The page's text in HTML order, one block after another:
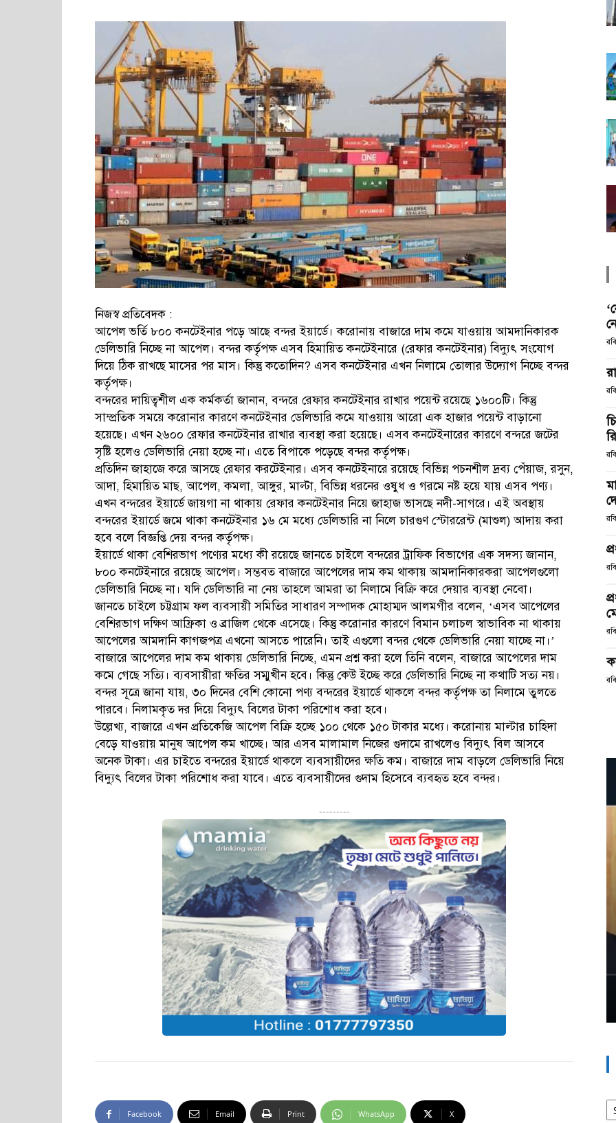
নিজস্ব প্রতিবেদক :
আপেল ভর্তি ৮০০ কনটেইনার পড়ে আছে বন্দর ইয়ার্ডে। করোনায় বাজারে দাম কমে যাওয়ায় আমদানিকারক
ডেলিভারি নিচ্ছে না আপেল। বন্দর কর্তৃপক্ষ এসব হিমায়িত কনটেইনারে (রেফার কনটেইনার) বিদ্যুৎ সংযোগ
দিয়ে ঠিক রাখছে মাসের পর মাস। কিন্তু কতোদিন? এসব কনটেইনার এখন নিলামে তোলার উদ্যোগ নিচ্ছে বন্দর
কর্তৃপক্ষ।
বন্দরের দায়িত্বশীল এক কর্মকর্তা জানান, বন্দরে রেফার কনটেইনার রাখার পয়েন্ট রয়েছে ১৬০০টি। কিন্তু
সাম্প্রতিক সময়ে করোনার কারণে কনটেইনার ডেলিভারি কমে যাওয়ায় আরো এক হাজার পয়েন্ট বাড়ানো
হয়েছে। এখন ২৬০০ রেফার কনটেইনার রাখার ব্যবস্থা করা হয়েছে। এসব কনটেইনারের কারণে বন্দরে জটের
সৃষ্টি হলেও ডেলিভারি নেয়া হচ্ছে না। এতে বিপাকে পড়েছে বন্দর কর্তৃপক্ষ।
প্রতিদিন জাহাজে করে আসছে রেফার করটেইনার। এসব কনটেইনারে রয়েছে বিভিন্ন পচনশীল দ্রব্য পেঁয়াজ, রসুন,
আদা, হিমায়িত মাছ, আপেল, কমলা, আঙ্গুর, মাল্টা, বিভিন্ন ধরনের ওষুধ ও গরমে নষ্ট হয়ে যায় এসব পণ্য।
এখন বন্দরের ইয়ার্ডে জায়গা না থাকায় রেফার কনটেইনার নিয়ে জাহাজ ভাসছে নদী-সাগরে। এই অবস্থায়
বন্দরের ইয়ার্ডে জমে থাকা কনটেইনার ১৬ মে মধ্যে ডেলিভারি না নিলে চারগুণ স্টোররেন্ট (মাশুল) আদায় করা
হবে বলে বিজ্ঞপ্তি দেয় বন্দর কর্তৃপক্ষ।
ইয়ার্ডে থাকা বেশিরভাগ পণ্যের মধ্যে কী রয়েছে জানতে চাইলে বন্দরের ট্রাফিক বিভাগের এক সদস্য জানান,
৮০০ কনটেইনারে রয়েছে আপেল। সম্ভবত বাজারে আপেলের দাম কম থাকায় আমদানিকারকরা আপেলগুলো
ডেলিভারি নিচ্ছে না। যদি ডেলিভারি না নেয় তাহলে আমরা তা নিলামে বিক্রি করে দেয়ার ব্যবস্থা নেবো।
জানতে চাইলে চট্টগ্রাম ফল ব্যবসায়ী সমিতির সাধারণ সম্পাদক মোহাম্মদ আলমগীর বলেন, ‘এসব আপেলের
বেশিরভাগ দক্ষিণ আফ্রিকা ও ব্রাজিল থেকে এসেছে। কিন্তু করোনার কারণে বিমান চলাচল স্বাভাবিক না থাকায়
আপেলের আমদানি কাগজপত্র এখনো আসতে পারেনি। তাই এগুলো বন্দর থেকে ডেলিভারি নেয়া যাচ্ছে না।’
বাজারে আপেলের দাম কম থাকায় ডেলিভারি নিচ্ছে, এমন প্রশ্ন করা হলে তিনি বলেন, বাজারে আপেলের দাম
কমে গেছে সত্যি। ব্যবসায়ীরা ক্ষতির সম্মুখীন হবে। কিন্তু কেউ ইচ্ছে করে ডেলিভারি নিচ্ছে না কথাটি সত্য নয়।
বন্দর সূত্রে জানা যায়, ৩০ দিনের বেশি কোনো পণ্য বন্দরের ইয়ার্ডে থাকলে বন্দর কর্তৃপক্ষ তা নিলামে তুলতে
পারবে। নিলামকৃত দর দিয়ে বিদ্যুৎ বিলের টাকা পরিশোধ করা হবে।
উল্লেখ্য, বাজারে এখন প্রতিকেজি আপেল বিক্রি হচ্ছে ১০০ থেকে ১৫০ টাকার মধ্যে। করোনায় মাল্টার চাহিদা
বেড়ে যাওয়ায় মানুষ আপেল কম খাচ্ছে। আর এসব মালামাল নিজের গুদামে রাখলেও বিদ্যুৎ বিল আসবে
অনেক টাকা। এর চাইতে বন্দরের ইয়ার্ডে থাকলে ব্যবসায়ীদের ক্ষতি কম। বাজারে দাম বাড়লে ডেলিভারি নিয়ে
বিদ্যুৎ বিলের টাকা পরিশোধ করা যাবে। এতে ব্যবসায়ীদের গুদাম হিসেবে ব্যবহৃত হবে বন্দর।
---------
Facebook Email Print WhatsApp X